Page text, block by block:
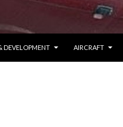
DEVELOPMENT AIRCRAFT